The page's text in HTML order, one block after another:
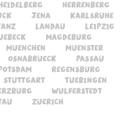
herrenberg
jena
karlsruhe
landau
leipzig
magdeburg
muenchen
muenster
osnabrueck
passau
regensburg
stuttgart
tuebingen
wulferstedt
zuerich